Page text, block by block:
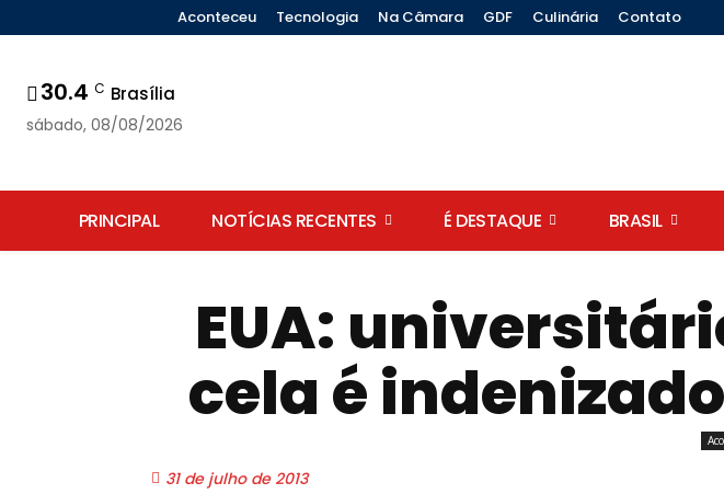
Aconteceu Tecnologia Na Câmara GDF Culinária Contato
30.4 C Brasília
sábado, 08/08/2026
PRINCIPAL NOTÍCIAS RECENTES É DESTAQUE BRASIL
EUA:
cela é
31 de julho de 2013